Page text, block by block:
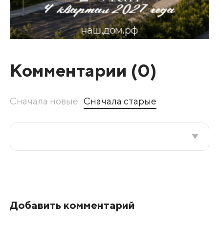
Комментарии (0)
Сначала новые Сначала старые
Добавить комментарий